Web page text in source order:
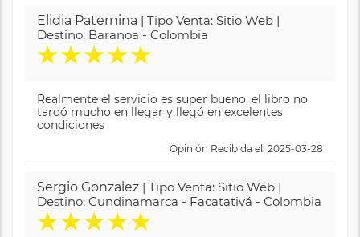
Elidia Paternina | Tipo Venta: Sitio Web |
Destino: Baranoa - Colombia
★★★★★
Realmente el servicio es super bueno, el libro no
tardó mucho en llegar y llegó en excelentes
condiciones
Opinión Recibida el: 2025-03-28
Sergio Gonzalez | Tipo Venta: Sitio Web |
Destino: Cundinamarca - Facatativá - Colombia
★★★★★